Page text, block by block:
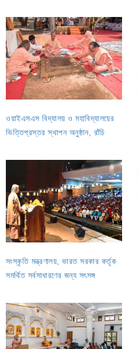
ওয়াইএসএস বিদ্যালয় ও মহাবিদ্যালয়ের
ভিত্তিপ্রস্তর স্থাপন অনুষ্ঠান, রাঁচি
সংস্কৃতি মন্ত্রণালয়, ভারত সরকার কর্তৃক
সমর্থিত সর্বসাধারণের জন্য সৎসঙ্গ